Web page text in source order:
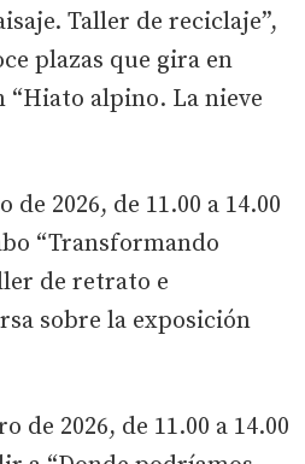
Taller de reciclaje”,
plazas que gira en
“Hiato alpino. La nieve
de 2026, de 11.00 a 14.00
“Transformando
de retrato e
sobre la exposición
de 2026, de 11.00 a 14.00